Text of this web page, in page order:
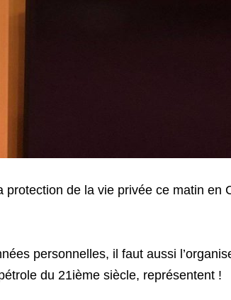
de la vie privée ce matin
personnelles, il faut aussi
du 21ième siècle, représentent !